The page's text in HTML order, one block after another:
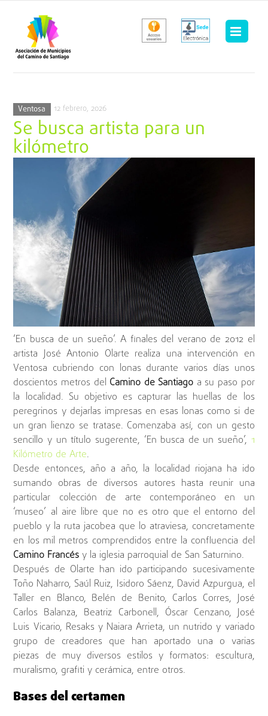
contenido
Ventosa 12 febrero, 2026
Se busca artista para un
kilómetro
‘En busca de un sueño’. A finales del verano de 2012 el
artista José Antonio Olarte realiza una intervención en
Ventosa cubriendo con lonas durante varios días unos
doscientos metros del Camino de Santiago a su paso por
la localidad. Su objetivo es capturar las huellas de los
peregrinos y dejarlas impresas en esas lonas como si de
un gran lienzo se tratase. Comenzaba así, con un gesto
sencillo y un título sugerente, ‘En busca de un sueño’, 1
Kilómetro de Arte.
Desde entonces, año a año, la localidad riojana ha ido
sumando obras de diversos autores hasta reunir una
particular colección de arte contemporáneo en un
‘museo’ al aire libre que no es otro que el entorno del
pueblo y la ruta jacobea que lo atraviesa, concretamente
en los mil metros comprendidos entre la confluencia del
Camino Francés y la iglesia parroquial de San Saturnino.
Después de Olarte han ido participando sucesivamente
Toño Naharro, Saúl Ruiz, Isidoro Sáenz, David Azpurgua, el
Taller en Blanco, Belén de Benito, Carlos Corres, José
Carlos Balanza, Beatriz Carbonell, Óscar Cenzano, José
Luis Vicario, Resaks y Naiara Arrieta, un nutrido y variado
grupo de creadores que han aportado una o varias
piezas de muy diversos estilos y formatos: escultura,
muralismo, grafiti y cerámica, entre otros.
Bases del certamen